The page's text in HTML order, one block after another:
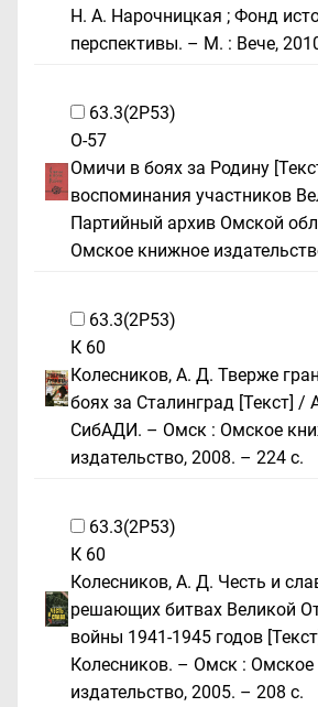
Н. А. Нарочницкая ; Фонд
перспективы. – М. : Вече,
63.3(2Р53)
О-57
Омичи в боях за Родину
воспоминания участников
Партийный архив Омской
Омское книжное
63.3(2Р53)
К 60
Колесников, А. Д. Тверже
боях за Сталинград [Текст] /
СибАДИ. – Омск : Омское
издательство, 2008. – 224 с.
63.3(2Р53)
К 60
Колесников, А. Д. Честь и
решающих битвах Великой
войны 1941-1945 годов
Колесников. – Омск :
издательство, 2005. – 208 с.